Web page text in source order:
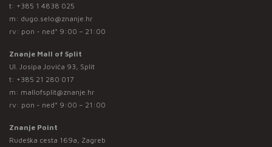
t: +385 1 4838 025
m: dugo.selo@znanje.hr
rv: pon - ned* 9:00 – 21:00
Znanje Mall of Split
Ul. Josipa Jovića 93, Split
t: +385 21 280 017
m: mallofsplit@znanje.hr
rv: pon - ned* 9:00 – 21:00
Znanje Point
Rudeška cesta 169a, Zagreb